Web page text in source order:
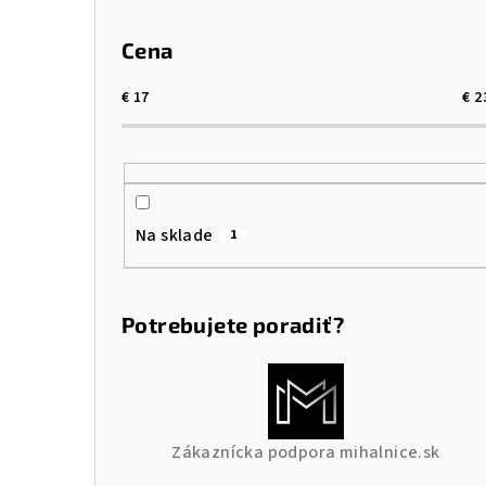
Cena
€ 17 €
Na sklade 1
Potrebujete poradiť?
Zákaznícka podpora mihalnice.sk